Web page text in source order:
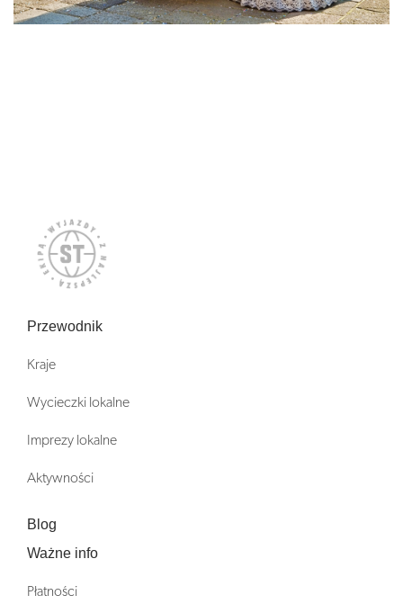
Przewodnik
Kraje
Wycieczki lokalne
Imprezy lokalne
Aktywności
Blog
Ważne info
Płatności